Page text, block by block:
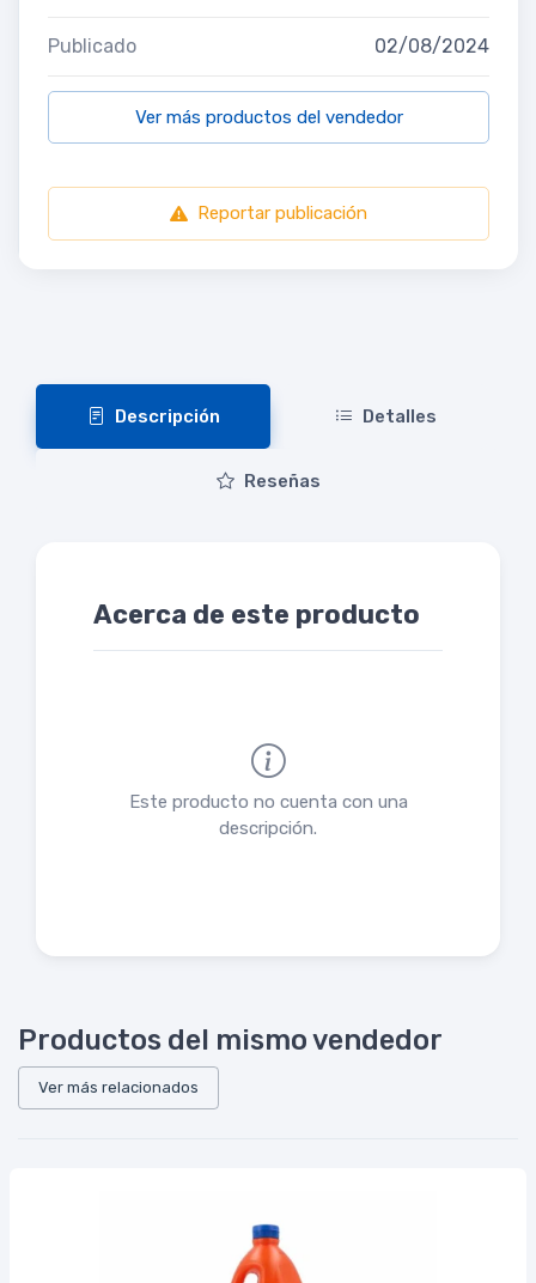
Publicado 02/08/2024
Ver más productos del vendedor
Reportar publicación
Descripción Detalles
Reseñas
Acerca de este producto
Este producto no cuenta con una
descripción.
Productos del mismo vendedor
Ver más relacionados